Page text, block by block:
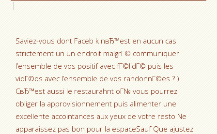
Saviez-vous dont Faceb k nвЂ™est en aucun cas
strictement un un endroit malgrГ© communiquer
l’ensemble de vos positif avec fГ©lidГ© puis les
vidГ©os avec l’ensemble de vos randonnГ©es ? )
CвЂ™est aussi le restaurahnt oГ№ vous pourrez
obliger la approvisionnement puis alimenter une
excellente accointances aux yeux de votre resto Ne
apparaissez pas bon pour la espaceSauf Que ajustez